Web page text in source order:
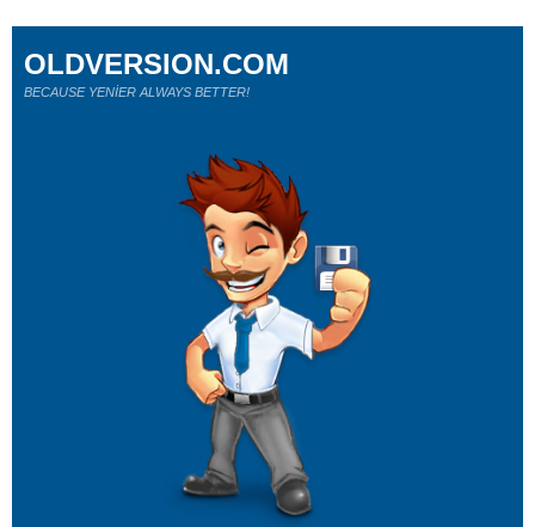
OLDVERSION.COM
BECAUSE YENİER ALWAYS BETTER!